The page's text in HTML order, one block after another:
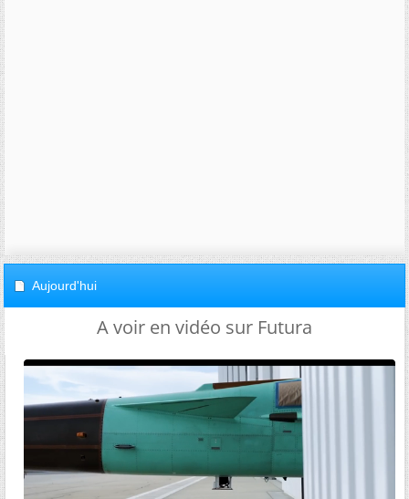
Aujourd'hui
A voir en vidéo sur Futura